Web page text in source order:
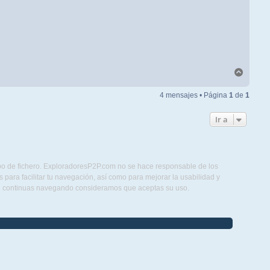
4 mensajes • Página 1de 1
Ir a
de fichero. ExploradoresP2P.com no se hace responsable de los
facilitar tu navegación, así como para mejorar la usabilidad y
navegando consideramos que aceptas su uso.